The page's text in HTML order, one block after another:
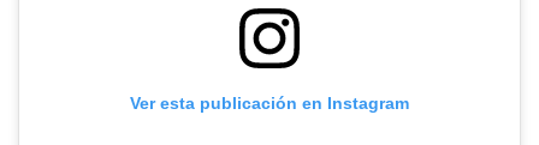
Ver esta publicación en Instagram